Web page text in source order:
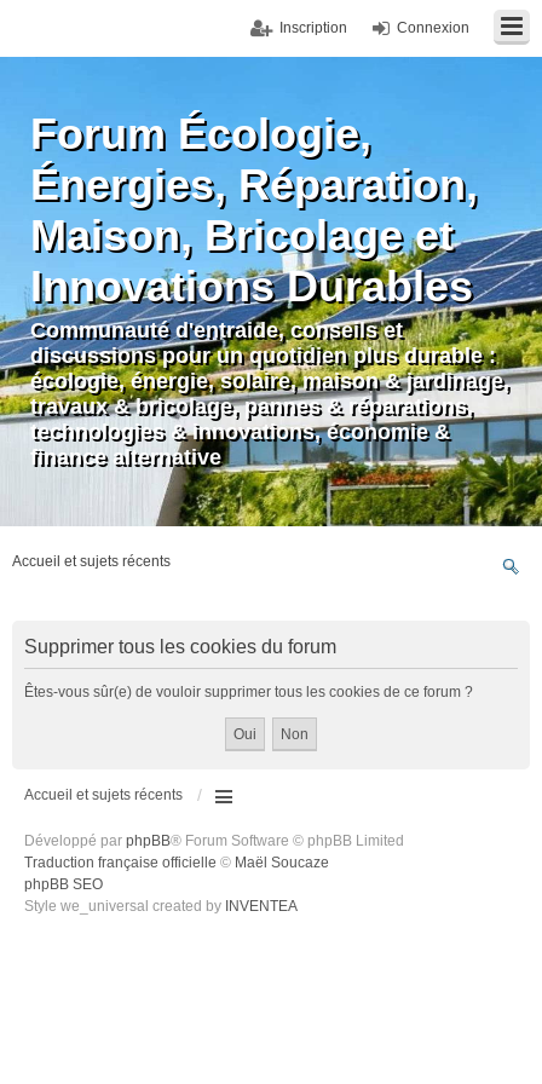
Connexion
Inscription
Forum Écologie,
Énergies, Réparation,
Maison, Bricolage et
Innovations Durables
Communauté d'entraide, conseils et
discussions pour un quotidien plus durable :
écologie, énergie, solaire, maison & jardinage,
travaux & bricolage, pannes & réparations,
technologies & innovations, économie &
finance alternative
Accueil et sujets récents
Supprimer tous les cookies du forum
Êtes-vous sûr(e) de vouloir supprimer tous les cookies de ce forum ?
Accueil et sujets récents
Développé par phpBB® Forum Software © phpBB Limited
Traduction française officielle © Maël Soucaze
phpBB SEO
Style we_universal created by INVENTEA